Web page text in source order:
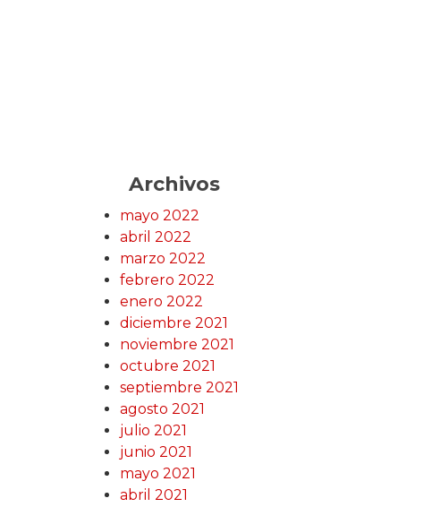
Archivos
mayo 2022
abril 2022
marzo 2022
febrero 2022
enero 2022
diciembre 2021
noviembre 2021
octubre 2021
septiembre 2021
agosto 2021
julio 2021
junio 2021
mayo 2021
abril 2021